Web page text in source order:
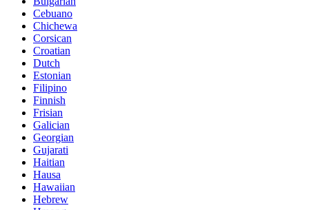
Cebuano
Chichewa
Corsican
Croatian
Dutch
Estonian
Filipino
Finnish
Frisian
Galician
Georgian
Gujarati
Haitian
Hausa
Hawaiian
Hebrew